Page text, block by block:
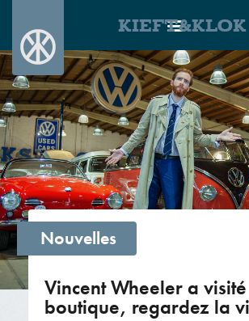
KIEFT&KLOK
Vincent Wheeler a
boutique, regardez la
Nouvelles